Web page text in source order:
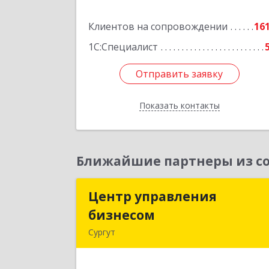
Клиентов на сопровождении
161
1С:Специалист
Отправить заявку
Показать контакты
54А, стр.1, оф.112, 202
Отправить заявку
Назад
Ближайшие партнеры из
Центр управления
бизнесом
Сургут
Центр управления